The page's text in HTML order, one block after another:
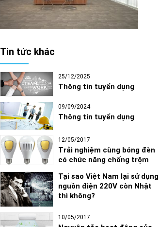
Tin tức khác
25/12/2025
Thông tin tuyển dụng
09/09/2024
Thông tin tuyển dụng
12/05/2017
Trải nghiệm cùng bóng đèn
có chức năng chống trộm
Tại sao Việt Nam lại sử dụng
nguồn điện 220V còn Nhật
thì không?
10/05/2017